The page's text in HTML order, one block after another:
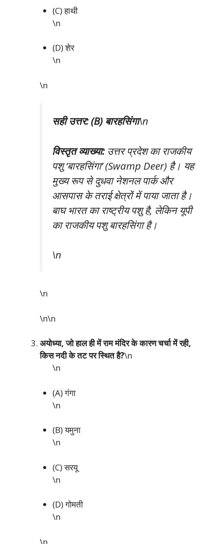
(C) हाथी
\n
(D) शेर
\n
\n
सही उत्तर: (B) बारहसिंगा\n
विस्तृत व्याख्या:उत्तर प्रदेश का राजकीय
पशु ‘बारहसिंगा’ (Swamp Deer) है। यह
मुख्य रूप से दुधवा नेशनल पार्क और
आसपास के तराई क्षेत्रों में पाया जाता है।
बाघ भारत का राष्ट्रीय पशु है, लेकिन यूपी
का राजकीय पशु बारहसिंगा है।
\n
\n
\n\n
अयोध्या, जो हाल ही में राम मंदिर के कारण चर्चा में रही,
किस नदी के तट पर स्थित है?\n
\n
(A) गंगा
\n
(B) यमुना
\n
(C) सरयू
\n
(D) गोमती
\n
\n